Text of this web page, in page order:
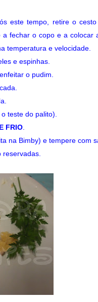
este tempo, retire o
fechar o copo e a colocar
temperatura e velocidade.
e espinhas.
o pudim.
teste do palito).
FRIO
na Bimby) e tempere com